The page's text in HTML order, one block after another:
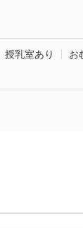
授乳室あり
お